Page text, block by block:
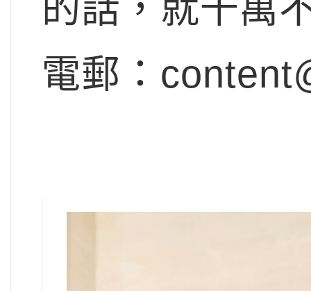
的話，就千萬
電郵：